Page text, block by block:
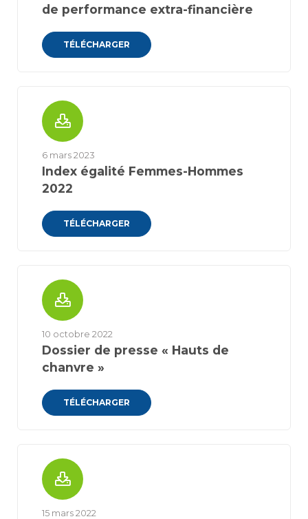
de performance extra-financière
TÉLÉCHARGER
6 mars 2023
Index égalité Femmes-Hommes
2022
TÉLÉCHARGER
10 octobre 2022
Dossier de presse « Hauts de
chanvre »
TÉLÉCHARGER
15 mars 2022